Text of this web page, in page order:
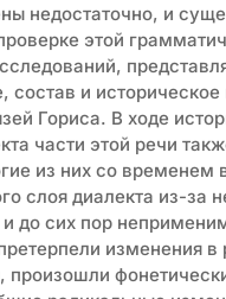
недостаточно, и
этой
состав и
Гориса. В ходе
части этой речи
из них со временем
слоя диалекта из-за
и до сих пор
изменения в
произошли